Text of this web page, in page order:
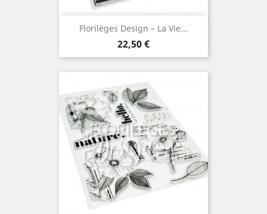
Florilèges Design – La Vie...
Prix
22,50 €